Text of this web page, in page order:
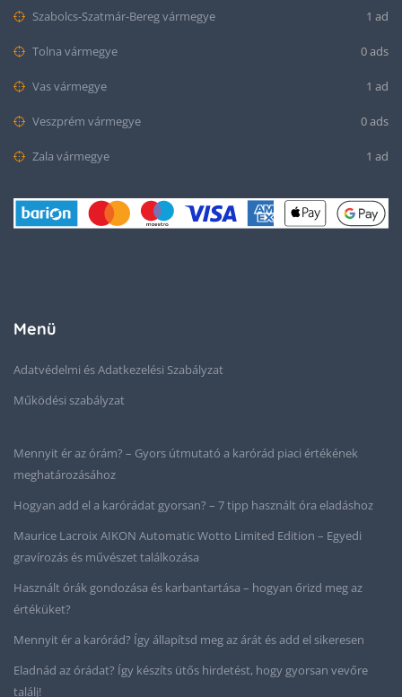
Szabolcs-Szatmár-Bereg vármegye 1 ad
Tolna vármegye 0 ads
Vas vármegye 1 ad
Veszprém vármegye 0 ads
Zala vármegye 1 ad
Menü
Adatvédelmi és Adatkezelési Szabályzat
Működési szabályzat
Mennyit ér az órám? – Gyors útmutató a karórád piaci értékének
meghatározásához
Hogyan add el a karórádat gyorsan? – 7 tipp használt óra eladáshoz
Maurice Lacroix AIKON Automatic Wotto Limited Edition – Egyedi
gravírozás és művészet találkozása
Használt órák gondozása és karbantartása – hogyan őrizd meg az
értéküket?
Mennyit ér a karórád? Így állapítsd meg az árát és add el sikeresen
Eladnád az órádat? Így készíts ütős hirdetést, hogy gyorsan vevőre
találj!